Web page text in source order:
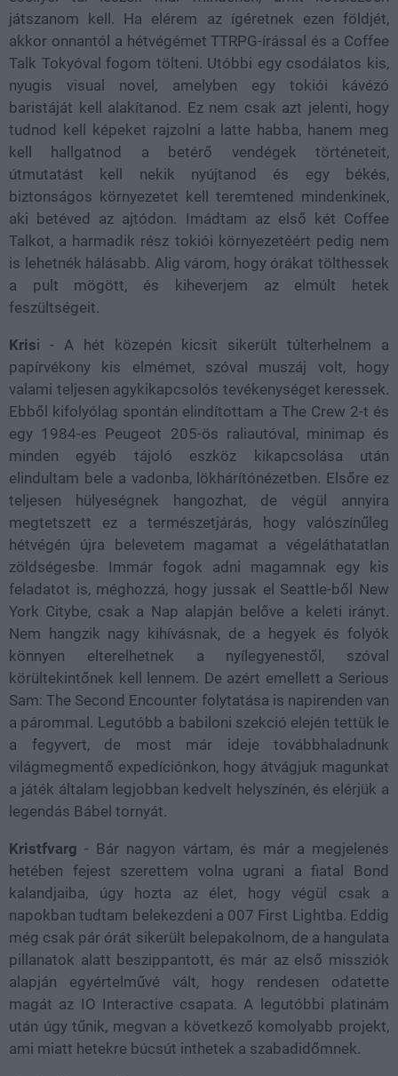
játszanom kell. Ha elérem az ígéretnek ezen földjét,
akkor onnantól a hétvégémet TTRPG-írással és a Coffee
Talk Tokyóval fogom tölteni. Utóbbi egy csodálatos kis,
nyugis visual novel, amelyben egy tokiói kávézó
baristáját kell alakítanod. Ez nem csak azt jelenti, hogy
tudnod kell képeket rajzolni a latte habba, hanem meg
kell hallgatnod a betérő vendégek történeteit,
útmutatást kell nekik nyújtanod és egy békés,
biztonságos környezetet kell teremtened mindenkinek,
aki betéved az ajtódon. Imádtam az első két Coffee
Talkot, a harmadik rész tokiói környezetéért pedig nem
is lehetnék hálásabb. Alig várom, hogy órákat tölthessek
a pult mögött, és kiheverjem az elmúlt hetek
feszültségeit.
Krisi - A hét közepén kicsit sikerült túlterhelnem a
papírvékony kis elmémet, szóval muszáj volt, hogy
valami teljesen agykikapcsolós tevékenységet keressek.
Ebből kifolyólag spontán elindítottam a The Crew 2-t és
egy 1984-es Peugeot 205-ös raliautóval, minimap és
minden egyéb tájoló eszköz kikapcsolása után
elindultam bele a vadonba, lökhárítónézetben. Elsőre ez
teljesen hülyeségnek hangozhat, de végül annyira
megtetszett ez a természetjárás, hogy valószínűleg
hétvégén újra belevetem magamat a végeláthatatlan
zöldségesbe. Immár fogok adni magamnak egy kis
feladatot is, méghozzá, hogy jussak el Seattle-ből New
York Citybe, csak a Nap alapján belőve a keleti irányt.
Nem hangzik nagy kihívásnak, de a hegyek és folyók
könnyen elterelhetnek a nyílegyenestől, szóval
körültekintőnek kell lennem. De azért emellett a Serious
Sam: The Second Encounter folytatása is napirenden van
a párommal. Legutóbb a babiloni szekció elején tettük le
a fegyvert, de most már ideje továbbhaladnunk
világmegmentő expedíciónkon, hogy átvágjuk magunkat
a játék általam legjobban kedvelt helyszínén, és elérjük a
legendás Bábel tornyát.
Kristfvarg - Bár nagyon vártam, és már a megjelenés
hetében fejest szerettem volna ugrani a fiatal Bond
kalandjaiba, úgy hozta az élet, hogy végül csak a
napokban tudtam belekezdeni a 007 First Lightba. Eddig
még csak pár órát sikerült belepakolnom, de a hangulata
pillanatok alatt beszippantott, és már az első missziók
alapján egyértelművé vált, hogy rendesen odatette
magát az IO Interactive csapata. A legutóbbi platinám
után úgy tűnik, megvan a következő komolyabb projekt,
ami miatt hetekre búcsút inthetek a szabadidőmnek.